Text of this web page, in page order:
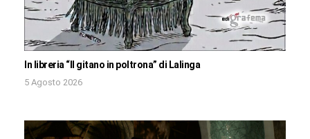
In libreria “Il gitano in poltrona” di Lalinga
5 Agosto 2026